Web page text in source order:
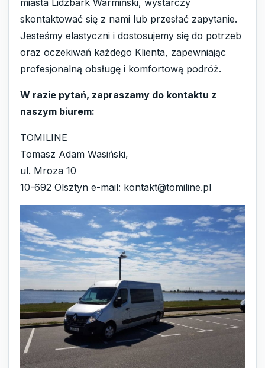
skontaktować się z nami lub przesłać zapytanie.
Jesteśmy elastyczni i dostosujemy się do potrzeb
oraz oczekiwań każdego Klienta, zapewniając
profesjonalną obsługę i komfortową podróż.
W razie pytań, zapraszamy do kontaktu z
naszym biurem:
TOMILINE
Tomasz Adam Wasiński,
ul. Mroza 10
10-692 Olsztyn e-mail: kontakt@tomiline.pl